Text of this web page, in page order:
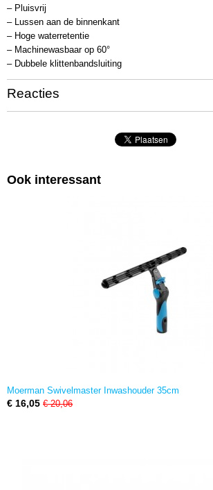
– Pluisvrij
– Lussen aan de binnenkant
– Hoge waterretentie
– Machinewasbaar op 60°
– Dubbele klittenbandsluiting
Reacties
Ook interessant
Moerman Swivelmaster Inwashouder 35cm
€ 16,05 € 20,06